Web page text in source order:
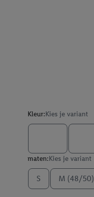
Kleur:Kies je variant
maten:Kies je variant
S M (48/50)